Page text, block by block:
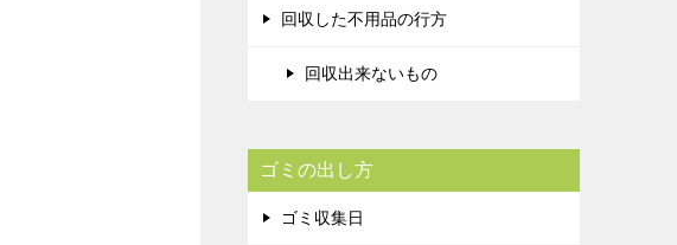
回収した不用品の行方
回収出来ないもの
ゴミの出し方
ゴミ収集日